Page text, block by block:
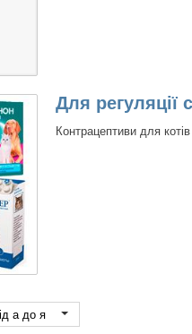
Для регуляції
Контрацептиви для
а до я